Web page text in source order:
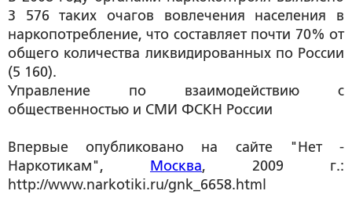
3 576 таких очагов вовлечения населения в
наркопотребление, что составляет почти 70% от
общего количества ликвидированных по России
(5 160).
Управление по взаимодействию с
общественностью и СМИ ФСКН России
Впервые опубликовано на сайте "Нет -
Наркотикам",
Москва, 2009 г.:
http://www.narkotiki.ru/gnk_6658.html